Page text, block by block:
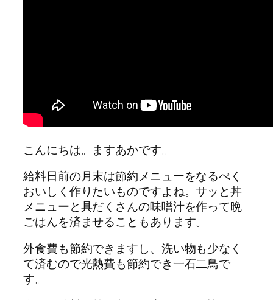
こんにちは。ますあかです。
給料日前の月末は節約メニューをなるべく
おいしく作りたいものですよね。サッと丼
メニューと具だくさんの味噌汁を作って晩
ごはんを済ませることもあります。
外食費も節約できますし、洗い物も少なく
て済むので光熱費も節約でき一石二鳥で
す。